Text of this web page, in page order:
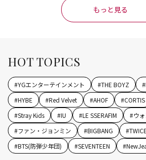
もっと見る
HOT TOPICS
#YGエンターテインメント #THE BOYZ #
#HYBE #Red Velvet #AHOF #CORTIS
#Stray Kids #IU #LE SSERAFIM #ウ
#ファン・ジョンミン #BIGBANG #TWICE
#BTS(防弾少年団) #SEVENTEEN #